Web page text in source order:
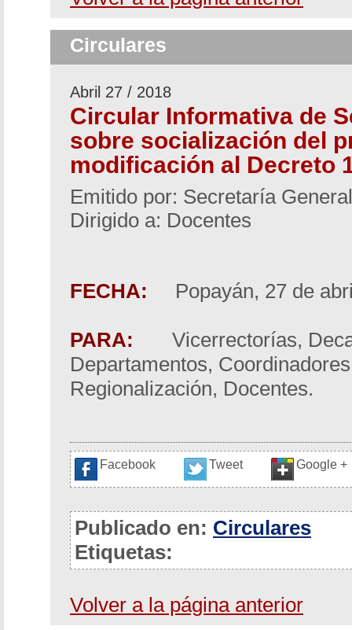
Circulares
Abril 27 / 2018
Circular Informativa de
sobre socialización del
modificación al Decreto
Emitido por: Secretaría General
Dirigido a: Docentes
FECHA: Popayán, 27 de
PARA:
Vicerrectorías,
Departamentos,
Regionalización, Docentes.
Facebook Tweet Google +
Publicado en: Circulares
Etiquetas:
Volver a la página anterior